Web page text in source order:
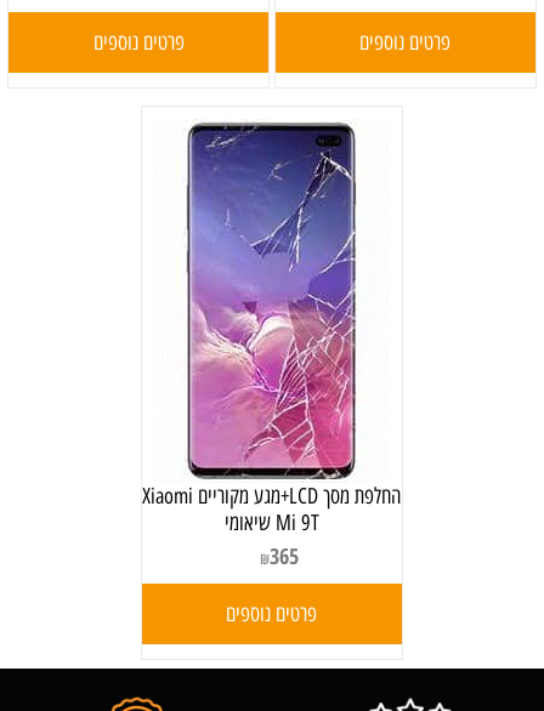
פרטים נוספים פרטים נוספים
החלפת מסך LCD+מגע מקוריים Xiaomi
Mi 9T שיאומי
₪365
פרטים נוספים